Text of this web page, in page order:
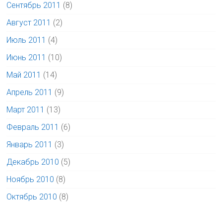
Сентябрь 2011 (8)
Август 2011 (2)
Июль 2011 (4)
Июнь 2011 (10)
Май 2011 (14)
Апрель 2011 (9)
Март 2011 (13)
Февраль 2011 (6)
Январь 2011 (3)
Декабрь 2010 (5)
Ноябрь 2010 (8)
Октябрь 2010 (8)